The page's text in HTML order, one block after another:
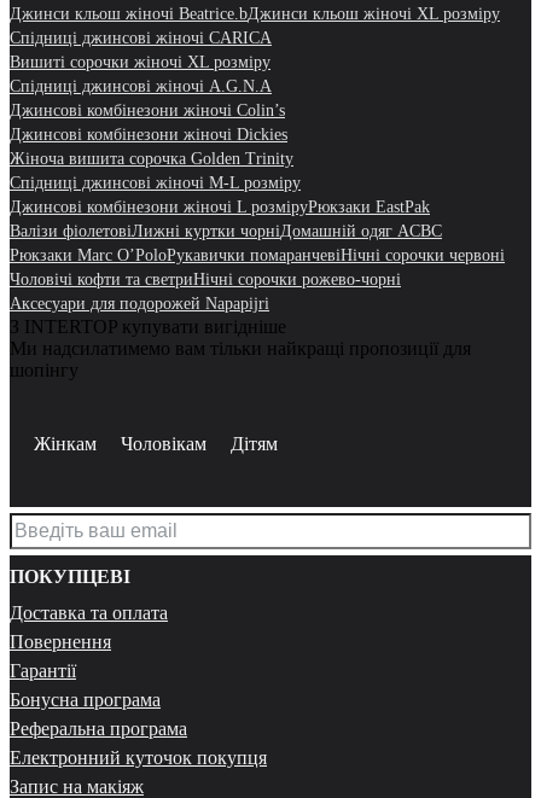
Джинси кльош жіночі Beatrice.bДжинси кльош жіночі XL розміру
Спідниці джинсові жіночі CARICA
Вишиті сорочки жіночі XL розміру
Спідниці джинсові жіночі A.G.N.A
Джинсові комбінезони жіночі Colin’s
Джинсові комбінезони жіночі Dickies
Жіноча вишита сорочка Golden Trinity
Спідниці джинсові жіночі M-L розміру
Джинсові комбінезони жіночі L розміруРюкзаки EastPak
Валізи фіолетовіЛижні куртки чорніДомашній одяг ACBC
Рюкзаки Marc O’PoloРукавички помаранчевіНічні сорочки червоні
Чоловічі кофти та светриНічні сорочки рожево-чорні
Аксесуари для подорожей Napapijri
З INTERTOP купувати вигідніше
Ми надсилатимемо вам тільки найкращі пропозиції для
шопінгу
Жінкам Чоловікам Дітям
ПОКУПЦЕВІ
Доставка та оплата
Повернення
Гарантії
Бонусна програма
Реферальна програма
Електронний куточок покупця
Запис на макіяж